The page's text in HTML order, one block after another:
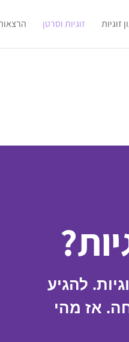
זוגיות זוגיות וסרטן
להגיע
אז מהי